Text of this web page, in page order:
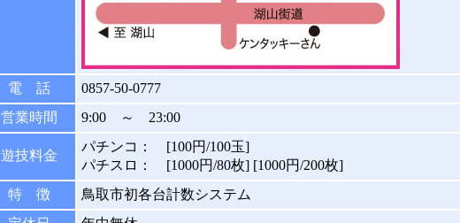
電 話
0857-50-0777
営業時間
9:00 ～ 23:00
遊技料金
パチンコ： [100円/100玉]
パチスロ： [1000円/80枚] [1000円/200枚]
特 徴
鳥取市初各台計数システム